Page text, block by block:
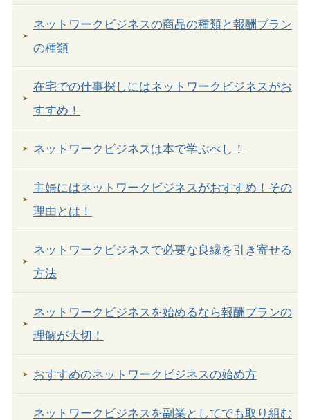
ネットワークビジネスの商品の種類と報酬プラン
の種類
在宅での仕事探しにはネットワークビジネスがお
すすめ！
ネットワークビジネスは本で学ぶべし！
主婦にはネットワークビジネスがおすすめ！その
理由とは！
ネットワークビジネスで必要な良縁を引き寄せる
方法
ネットワークビジネスを始めるなら報酬プランの
理解が大切！
おすすめのネットワークビジネスの始め方
ネットワークビジネスを副業としてでも取り組む